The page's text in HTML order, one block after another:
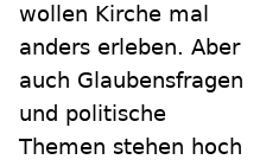
wollen Kirche mal
anders erleben. Aber
auch Glaubensfragen
und politische
Themen stehen hoch